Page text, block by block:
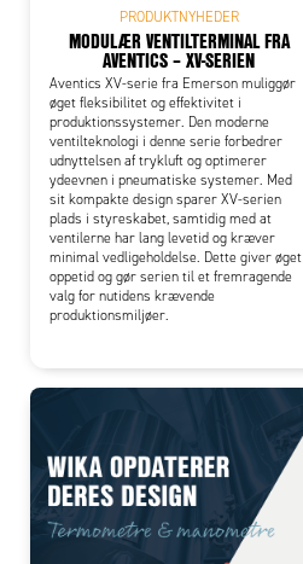
PRODUKTNYHEDER
MODULÆR VENTILTERMINAL FRA
AVENTICS – XV-SERIEN
Aventics XV-serie fra Emerson muliggør
øget fleksibilitet og effektivitet i
produktionssystemer. Den moderne
ventilteknologi i denne serie forbedrer
udnyttelsen af trykluft og optimerer
ydeevnen i pneumatiske systemer. Med
sit kompakte design sparer XV-serien
plads i styreskabet, samtidig med at
ventilerne har lang levetid og kræver
minimal vedligeholdelse. Dette giver øget
oppetid og gør serien til et fremragende
valg for nutidens krævende
produktionsmiljøer.